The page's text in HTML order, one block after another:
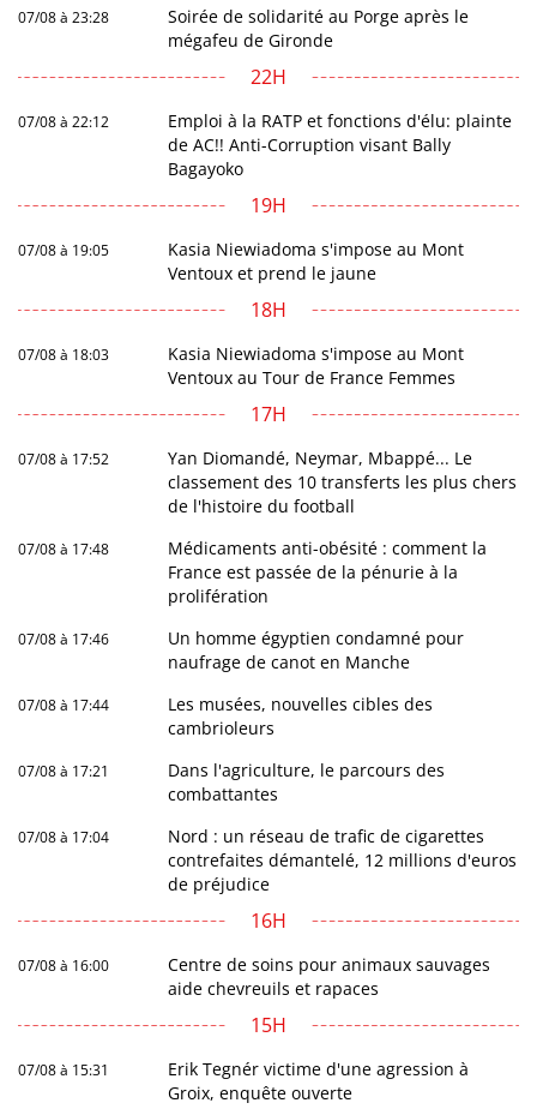
07/08 à 23:28
Soirée de solidarité au Porge après le
mégafeu de Gironde
22H
07/08 à 22:12
Emploi à la RATP et fonctions d'élu: plainte
de AC!! Anti-Corruption visant Bally
Bagayoko
19H
07/08 à 19:05
Kasia Niewiadoma s'impose au Mont
Ventoux et prend le jaune
18H
07/08 à 18:03
Kasia Niewiadoma s'impose au Mont
Ventoux au Tour de France Femmes
17H
07/08 à 17:52
Yan Diomandé, Neymar, Mbappé... Le
classement des 10 transferts les plus chers
de l'histoire du football
07/08 à 17:48
Médicaments anti-obésité : comment la
France est passée de la pénurie à la
prolifération
07/08 à 17:46
Un homme égyptien condamné pour
naufrage de canot en Manche
07/08 à 17:44
Les musées, nouvelles cibles des
cambrioleurs
07/08 à 17:21
Dans l'agriculture, le parcours des
combattantes
07/08 à 17:04
Nord : un réseau de trafic de cigarettes
contrefaites démantelé, 12 millions d'euros
de préjudice
16H
07/08 à 16:00
Centre de soins pour animaux sauvages
aide chevreuils et rapaces
15H
07/08 à 15:31
Erik Tegnér victime d'une agression à
Groix, enquête ouverte